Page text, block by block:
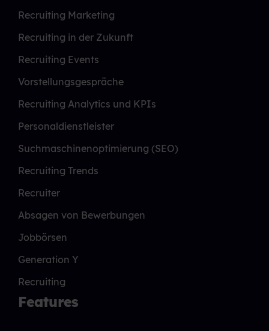
Recruiting Marketing
Recruiting in der Zukunft
Recruiting Events
Vorstellungsgespräche
Recruiting Analytics und KPIs
Personaldienstleister
Suchmaschinenoptimierung (SEO)
Recruiting Trends
Recruiter
Absagen von Bewerbungen
Jobbörsen
Generation Y
Recruiting
Features